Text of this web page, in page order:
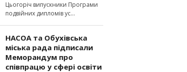
Цьогоріч випускники Програми
подвійних дипломів ус
НАСОА та Обухівська
міська рада підписали
Меморандум про
співпрацю у сфері освіти